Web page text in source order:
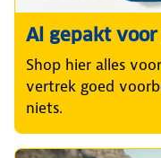
Al gepakt
Shop hier alles
vertrek goed
niets.